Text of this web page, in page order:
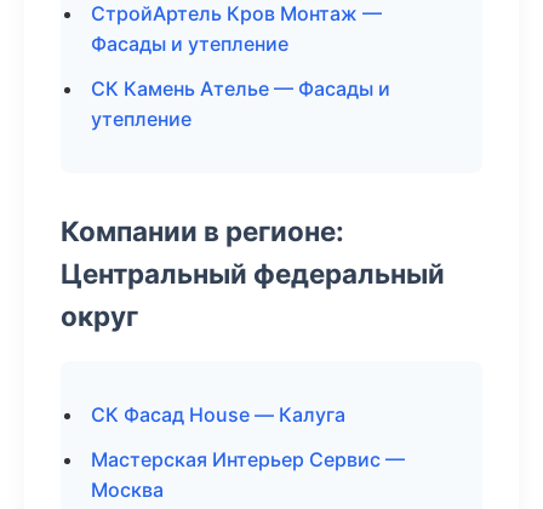
СтройАртель Кров Монтаж —
Фасады и утепление
СК Камень Ателье — Фасады и
утепление
Компании в регионе:
Центральный федеральный
округ
СК Фасад House — Калуга
Мастерская Интерьер Сервис —
Москва